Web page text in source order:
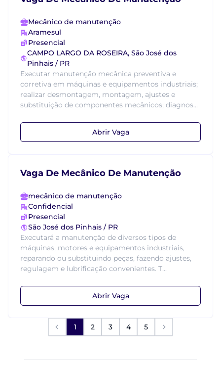
Mecânico de manutenção
Aramesul
Presencial
CAMPO LARGO DA ROSEIRA, São José dos
Pinhais / PR
Executar manutenção mecânica preventiva e
corretiva em máquinas e equipamentos industriais;
realizar desmontagem, montagem, ajustes e
substituição de componentes mecânicos; diagnos...
Abrir Vaga
Vaga De Mecânico De Manutenção
mecânico de manutenção
Confidencial
Presencial
São José dos Pinhais / PR
Executará a manutenção de diversos tipos de
máquinas, motores e equipamentos industriais,
reparando ou substituindo peças, fazendo ajustes,
regulagem e lubrificação convenientes. T...
Abrir Vaga
1 2 3 4 5